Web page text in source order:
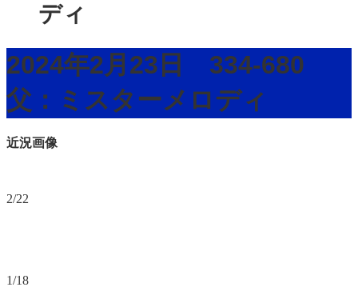
ディ
2024年2月23日 334-680
父：ミスターメロディ
近況画像
2/22
1/18